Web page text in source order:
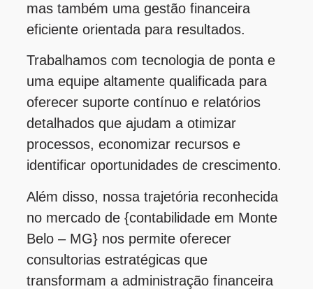
mas também uma gestão financeira
eficiente orientada para resultados.
Trabalhamos com tecnologia de ponta e
uma equipe altamente qualificada para
oferecer suporte contínuo e relatórios
detalhados que ajudam a otimizar
processos, economizar recursos e
identificar oportunidades de crescimento.
Além disso, nossa trajetória reconhecida
no mercado de {contabilidade em Monte
Belo – MG} nos permite oferecer
consultorias estratégicas que
transformam a administração financeira